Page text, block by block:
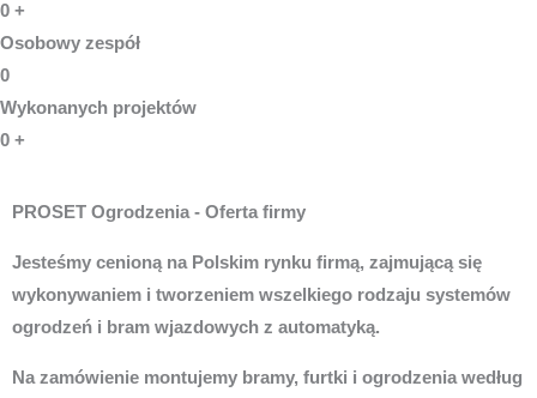
0 +
Osobowy zespół
0
Wykonanych projektów
0 +
PROSET Ogrodzenia - Oferta firmy
Jesteśmy cenioną na Polskim rynku firmą, zajmującą się
wykonywaniem i tworzeniem wszelkiego rodzaju systemów
ogrodzeń i bram wjazdowych z automatyką.
Na zamówienie montujemy bramy, furtki i ogrodzenia według